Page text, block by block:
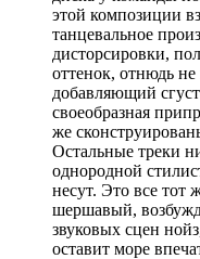
этой композиции
танцевальное
дисторсировки,
оттенок, отнюдь
добавляющий
своеобразная
же
Остальные треки
однородной
несут. Это все
шершавый,
звуковых сцен
оставит море